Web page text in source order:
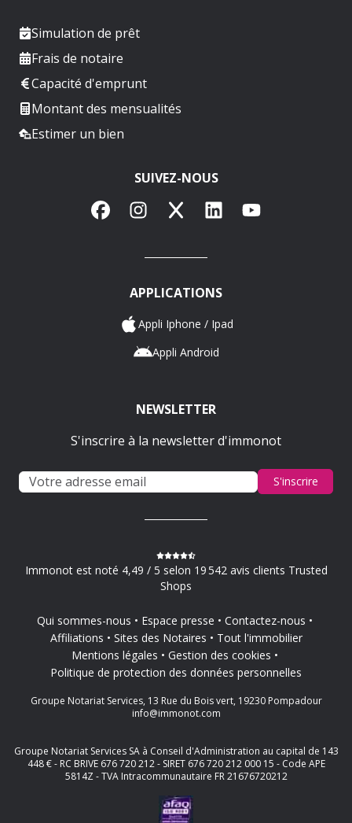
Simulation de prêt
Frais de notaire
Capacité d'emprunt
Montant des mensualités
Estimer un bien
SUIVEZ-NOUS
FacebookInstagram
X LinkedInYouTube
APPLICATIONS
Appli Iphone / Ipad
Appli Android
NEWSLETTER
S'inscrire à la newsletter d'immonot
S'inscrire
Immonot est noté 4,49 / 5 selon 19 542 avis clients Trusted
Shops
Qui sommes-nous Espace presse
Contactez-nous
Affiliations
Sites des Notaires
Tout l'immobilier
Mentions légales
Gestion des cookies
Politique de protection des données personnelles
Groupe Notariat Services, 13 Rue du Bois vert, 19230 Pompadour
info@immonot.com
Groupe Notariat Services SA à Conseil d'Administration au capital de 143
448 € - RC BRIVE 676 720 212 - SIRET 676 720 212 000 15 - Code APE
5814Z - TVA Intracommunautaire FR 21676720212